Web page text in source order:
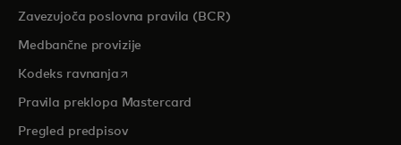
Zavezujoča poslovna pravila (BCR)
Medbančne provizije
Kodeks ravnanjaopens in a new tab
Pravila preklopa Mastercard
Pregled predpisov